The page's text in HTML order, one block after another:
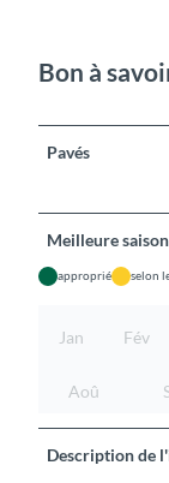
Bon à
Pavés
Meilleure saison
approprié selon
Jan Fév
Aoû
Description de